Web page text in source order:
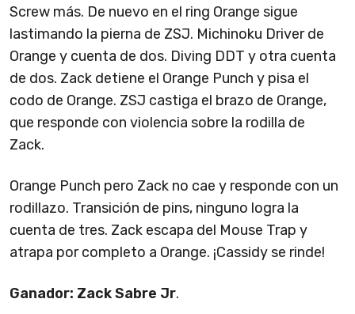
Screw más. De nuevo en el ring Orange sigue
lastimando la pierna de ZSJ. Michinoku Driver de
Orange y cuenta de dos. Diving DDT y otra cuenta
de dos. Zack detiene el Orange Punch y pisa el
codo de Orange. ZSJ castiga el brazo de Orange,
que responde con violencia sobre la rodilla de
Zack.
Orange Punch pero Zack no cae y responde con un
rodillazo. Transición de pins, ninguno logra la
cuenta de tres. Zack escapa del Mouse Trap y
atrapa por completo a Orange. ¡Cassidy se rinde!
Ganador: Zack Sabre Jr.